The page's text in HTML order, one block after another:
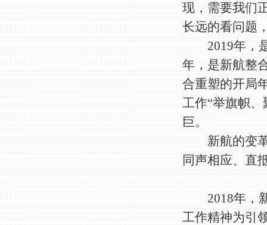
现，需要我们
长远的看问题
2019年，是
年，是新航整
合重塑的开局
工作“举旗帜
巨。
新航的变革
同声相应、直
2018年，新
工作精神为引